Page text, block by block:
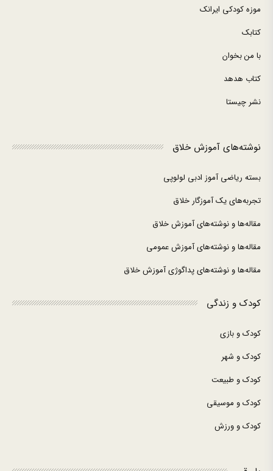
موزه کودکی ایرانک
کتابک
با من بخوان
کتاب هدهد
نشر چیستا
نوشته‌های آموزش خلاق
بسته ریاضی آموز ادبی لولوپی
تجربه‌های یک آموزگار خلاق
مقاله‌ها و نوشته‌های آموزش خلاق
مقاله‌ها و نوشته‌های آموزش عمومی
مقاله‌ها و نوشته‌های پداگوژی آموزش خلاق
کودک و زندگی
کودک و بازی
کودک و شهر
کودک و طبیعت
کودک و موسیقی
کودک و ورزش